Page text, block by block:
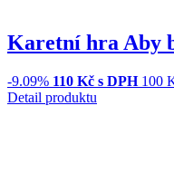
Karetní hra Aby
-9.09% 110 Kč s DPH 100
Detail produktu